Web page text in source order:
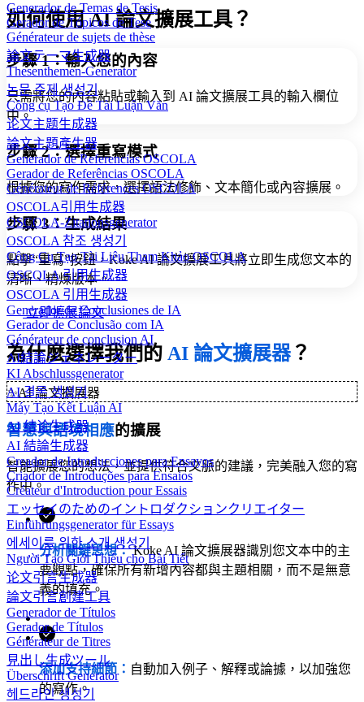
Generador de Temas de Tesis
Gerador de Tópicos de Tese
Générateur de sujets de thèse
論文テーマ生成器
Thesenthemen-Generator
논문 주제 생성기
Công cụ Tạo Đề Tài Luận Văn
论文主题生成器
論文主題產生器
Generador de Referencias OSCOLA
Gerador de Referências OSCOLA
Générateur de Références OSCOLA
OSCOLA引用生成器
OSCOLA-Zitationsgenerator
OSCOLA 참조 생성기
Công Cụ Tạo Tài Liệu Tham Khảo OSCOLA
OSCOLA 引用生成器
OSCOLA 引用生成器
Generador de Conclusiones de IA
Gerador de Conclusão com IA
Générateur de conclusion AI
AI結論ジェネレーター
KI Abschlussgenerator
AI 결론 생성기
Máy Tạo Kết Luận AI
AI 结论生成器
AI 結論生成器
Creador de Introducciones para Ensayos
Criador de Introduções para Ensaios
Créateur d'Introduction pour Essais
エッセイのためのイントロダクションクリエイター
Einführungsgenerator für Essays
에세이를 위한 소개 생성기
Người Tạo Giới Thiệu cho Bài Tiết
论文引言生成器
論文引言創建工具
Generador de Títulos
Gerador de Títulos
Générateur de Titres
見出し生成ツール
Überschrift Generator
헤드라인 생성기
如何使用 AI 論文擴展工具？
步驟 1：輸入您的內容
只需將您的內容粘貼或輸入到 AI 論文擴展工具的輸入欄位
中。
步驟 2：選擇重寫模式
根據您的寫作需求，選擇語法修飾、文本簡化或內容擴展。
步驟 3：生成結果
點擊“重寫”按鈕，Koke AI 論文擴展工具將立即生成您文本的
清晰、精煉版本。
立即擴展論文
為什麼選擇我們的 AI 論文擴展器 ？
✨AI 論文擴展器
智慧與語境相應的擴展
智能擴展您的想法，並提供符合文脈的建議，完美融入您的寫
作中。
分析關鍵思想：Koke AI 論文擴展器識別您文本中的主
要觀點，確保所有新增內容都與主題相關，而不是無意
義的填充。
添加支持細節： 自動加入例子、解釋或論據，以加強您
的寫作。